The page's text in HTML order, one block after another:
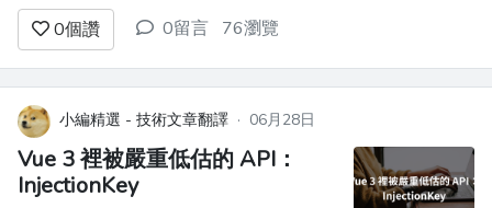
==================================
![vue-vs-react-featured-img-cd686c31-
25d0-411c-8038-76558831bb73.jpg]
(https://...
0個讚 0留言 76瀏覽
小編精選 - 技術文章翻譯 · 06月28日
Vue 3 裡被嚴重低估的 API：
InjectionKey